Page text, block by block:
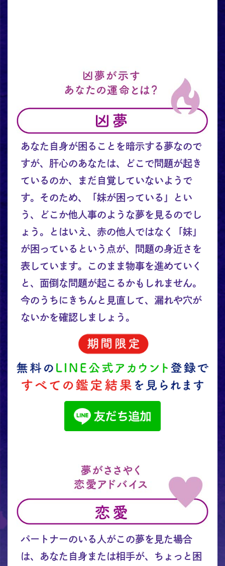
あなた自身が困ることを暗示する夢なので
すが、肝心のあなたは、どこで問題が起き
ているのか、まだ自覚していないようで
す。そのため、「妹が困っている」とい
う、どこか他人事のような夢を見るのでし
ょう。とはいえ、赤の他人ではなく「妹」
が困っているという点が、問題の身近さを
表しています。このまま物事を進めていく
と、面倒な問題が起こるかもしれません。
今のうちにきちんと見直して、漏れや穴が
ないかを確認しましょう。
パートナーのいる人がこの夢を見た場合
は、あなた自身または相手が、ちょっと困